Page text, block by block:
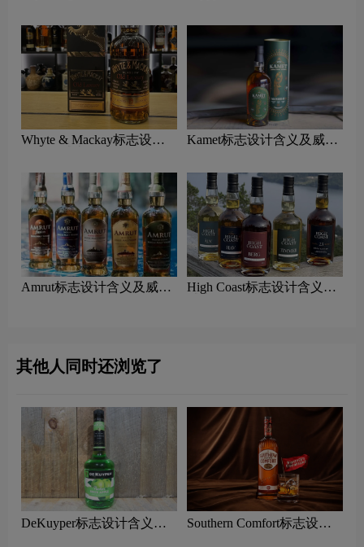
Whyte & Mackay标志设计
Kamet标志设计含义及威士
Amrut标志设计含义及威士
High Coast标志设计含义及
其他人同时还浏览了
DeKuyper标志设计含义及
Southern Comfort标志设计